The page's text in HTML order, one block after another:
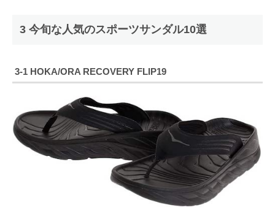
3 今旬な人気のスポーツサンダル10選
3-1 HOKA/ORA RECOVERY FLIP19